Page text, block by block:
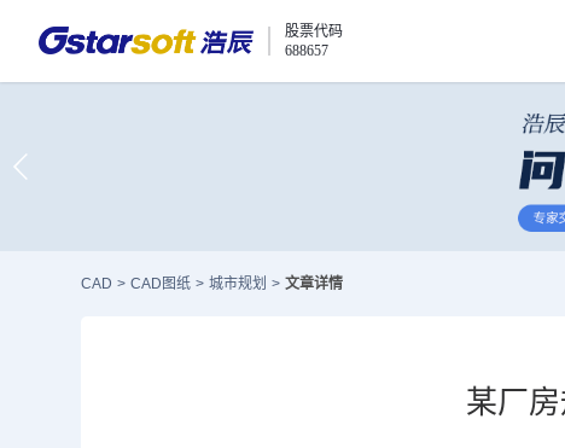
股票代码
688657
CAD > CAD图纸 > 城市规划 > 文章详情
某厂